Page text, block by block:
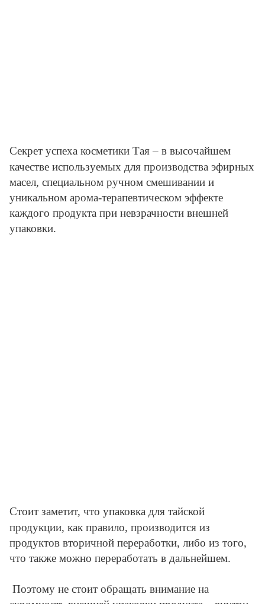
Секрет успеха косметики Тая – в высочайшем
качестве используемых для производства эфирных
масел, специальном ручном смешивании и
уникальном арома-терапевтическом эффекте
каждого продукта при невзрачности внешней
упаковки.
Стоит заметит, что упаковка для тайской
продукции, как правило, производится из
продуктов вторичной переработки, либо из того,
что также можно переработать в дальнейшем.
Поэтому не стоит обращать внимание на